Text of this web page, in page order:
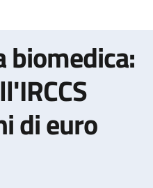
biomedica:
di euro